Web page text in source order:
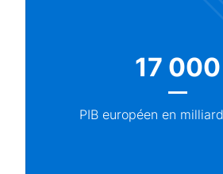
17 000
PIB européen en